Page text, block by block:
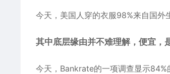
今天，美国人穿的衣服98%来自国外
其中底层缘由并不难理解，便宜，
今天，Bankrate的一项调查显示